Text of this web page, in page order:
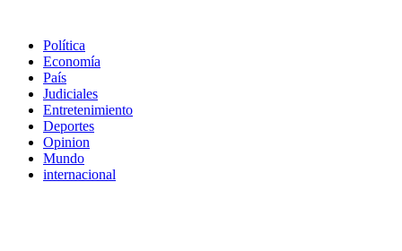
Política
Economía
País
Judiciales
Entretenimiento
Deportes
Opinion
Mundo
internacional